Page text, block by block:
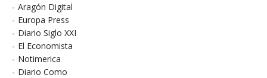
- Aragón Digital
- Europa Press
- Diario Siglo XXI
- El Economista
- Notimerica
- Diario Como